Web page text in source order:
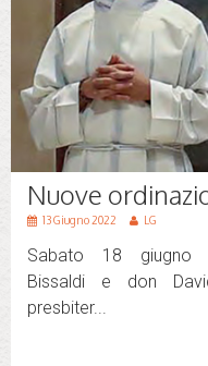
Nuove
13 Giugno 2022 LG
Sabato 18
Bissaldi e don
presbiter...